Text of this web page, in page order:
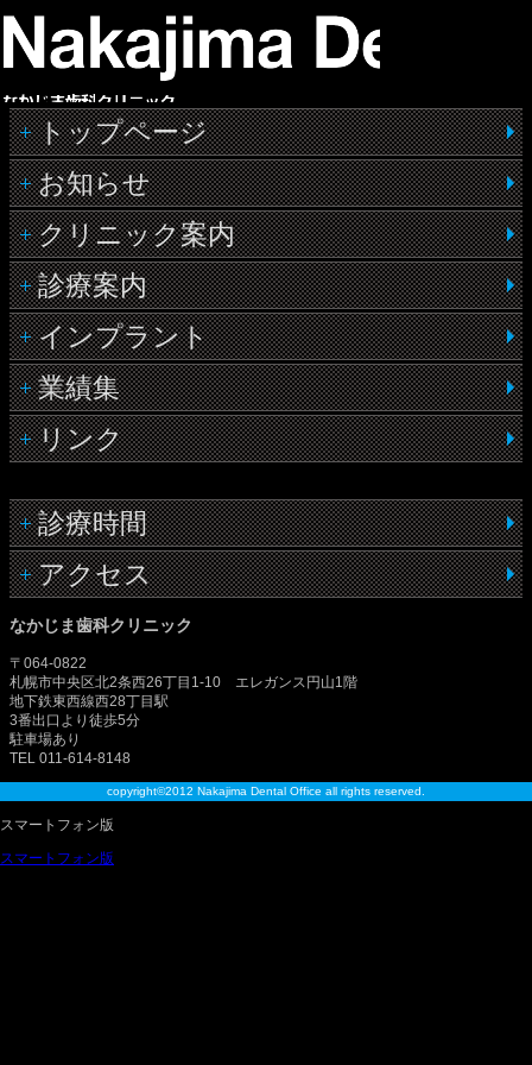
トップページ
お知らせ
クリニック案内
診療案内
インプラント
業績集
リンク
診療時間
アクセス
なかじま歯科クリニック
〒064-0822
札幌市中央区北2条西26丁目1-10 エレガンス円山1階
地下鉄東西線西28丁目駅
3番出口より徒歩5分
駐車場あり
TEL 011-614-8148
copyright©2012 Nakajima Dental Office all rights reserved.
スマートフォン版
スマートフォン版